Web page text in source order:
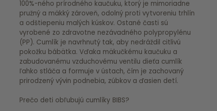
100%-ného prírodného kaučuku, ktorý je mimoriadne
pružný a mäkký zároveň, odolný proti vytvoreniu trhlín
a odštiepeniu malých kúskov. Ostané časti sú
vyrobené zo zdravotne nezávadného polypropylénu
(PP). Cumlík je navrhnutý tak, aby nedráždil citlivú
pokožku bábätka. Vďaka mäkučkému kaučuku a
zabudovanému vzduchovému ventilu dieťa cumlík
ľahko stláča a formuje v ústach, čím je zachovaný
prirodzený vývin podnebia, zúbkov a ďasien detí.
Prečo deti obľubujú cumlíky BIBS?